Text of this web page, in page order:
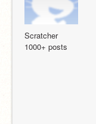
Scratcher
1000+ posts